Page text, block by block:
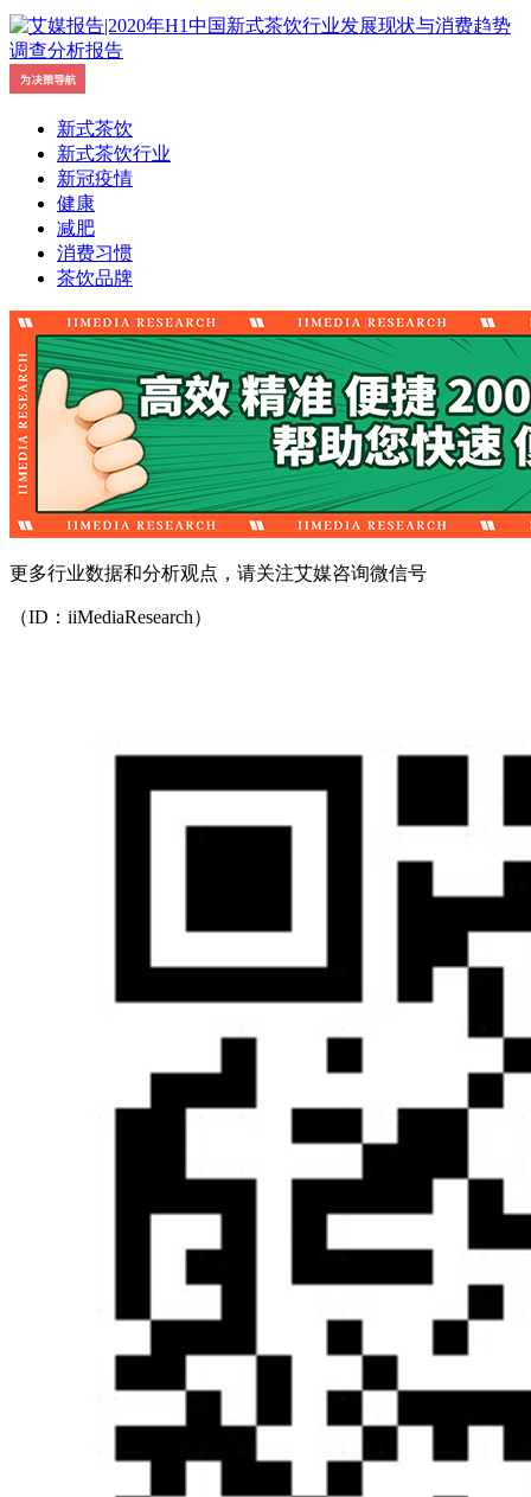
新式茶饮
新式茶饮行业
新冠疫情
健康
减肥
消费习惯
茶饮品牌
更多行业数据和分析观点，请关注艾媒咨询微信号
（ID：iiMediaResearch）